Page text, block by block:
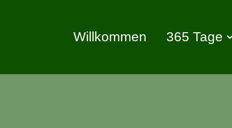
Willkommen 365 Tage